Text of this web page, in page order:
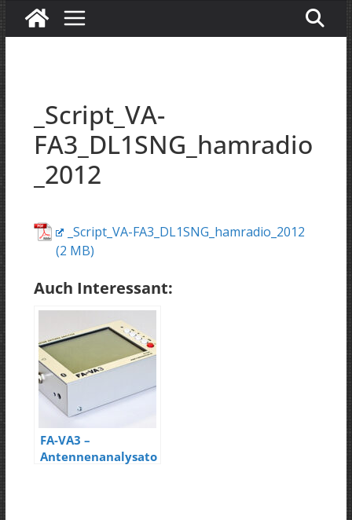
_Script_VA-
FA3_DL1SNG_hamradio
_2012
_Script_VA-FA3_DL1SNG_hamradio_2012
Auch Interessant:
FA-VA3 –
Antennenanalysato